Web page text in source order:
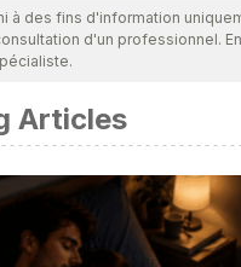
garantir leur qualité, leur
La bibliographie de
J.-K., Lee, Y.-E., & Daily,
of Kimchi (Korean
Journal of Medicinal
jmf.2013.3083
à des fins d'information
d'un professionnel.
Articles